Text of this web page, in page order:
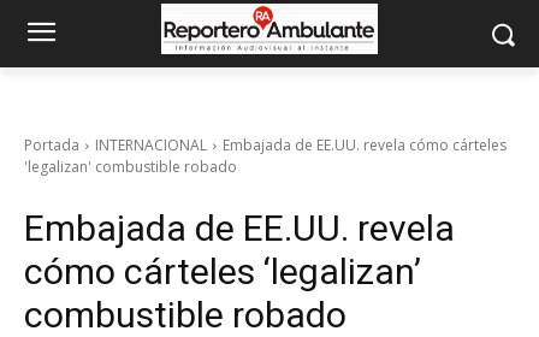
Portada INTERNACIONAL
Embajada de EE.UU. revela cómo cárteles
'legalizan' combustible robado
Embajada de EE.UU. revela
cómo cárteles ‘legalizan’
combustible robado